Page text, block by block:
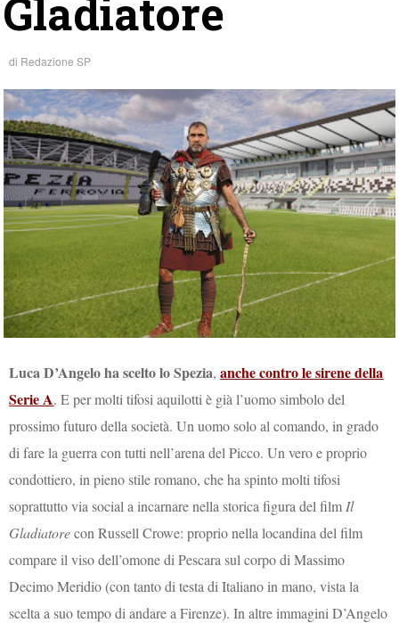
Gladiatore
di Redazione SP
Luca D’Angelo ha scelto lo Spezia,anche contro le sirene della
Serie A. E per molti tifosi aquilotti è già l’uomo simbolo del
prossimo futuro della società. Un uomo solo al comando, in grado
di fare la guerra con tutti nell’arena del Picco. Un vero e proprio
condottiero, in pieno stile romano, che ha spinto molti tifosi
soprattutto via social a incarnare nella storica figura del film Il
Gladiatorecon Russell Crowe: proprio nella locandina del film
compare il viso dell’omone di Pescara sul corpo di Massimo
Decimo Meridio (con tanto di testa di Italiano in mano, vista la
scelta a suo tempo di andare a Firenze). In altre immagini D’Angelo